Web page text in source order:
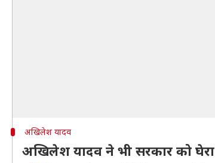
अखिलेश यादव
अखिलेश यादव ने भी सरकार को घेरा